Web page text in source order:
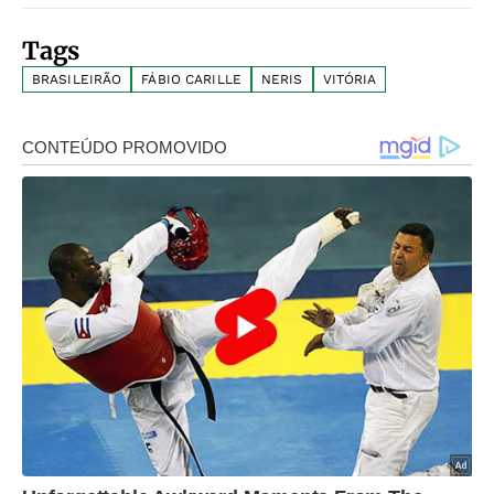
Tags
BRASILEIRÃO FÁBIO CARILLE NERIS VITÓRIA